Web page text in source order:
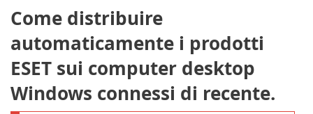
Come distribuire
automaticamente i prodotti
ESET sui computer desktop
Windows connessi di recente.